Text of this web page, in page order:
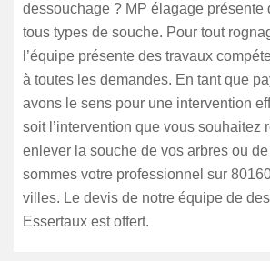
dessouchage ? MP élagage présente
tous types de souche. Pour tout
l’équipe présente des travaux
à toutes les demandes. En tant que
avons le sens pour une intervention
soit l’intervention que vous souhaitez
enlever la souche de vos arbres ou
sommes votre professionnel sur
villes. Le devis de notre équipe de
Essertaux est offert.